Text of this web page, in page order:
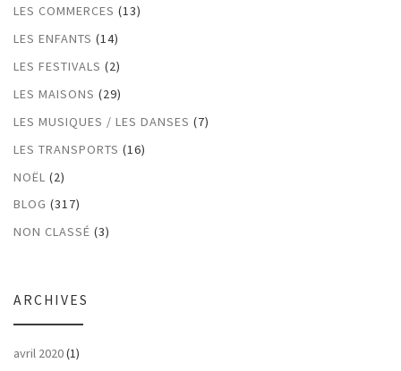
LES COMMERCES (13)
LES ENFANTS (14)
LES FESTIVALS (2)
LES MAISONS (29)
LES MUSIQUES / LES DANSES (7)
LES TRANSPORTS (16)
NOËL (2)
BLOG (317)
NON CLASSÉ (3)
ARCHIVES
avril 2020(1)